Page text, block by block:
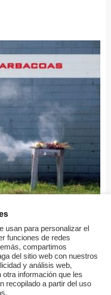
de propietarios
usan para personalizar el
funciones de redes
compartimos
del sitio web con nuestros
y análisis web,
información que les
recopilado a partir del uso